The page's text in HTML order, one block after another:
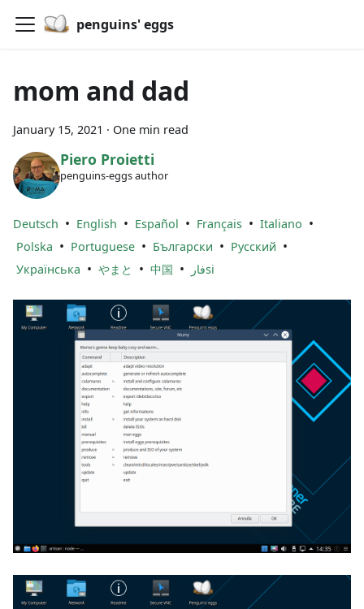
penguins' eggs
mom and dad
January 15, 2021 · One min read
Piero Proietti
penguins-eggs author
Deutsch • English • Español • Français • Italiano •
Polska • Portuguese • Български • Русский •
Українська • やまと • 中国 • فارsi